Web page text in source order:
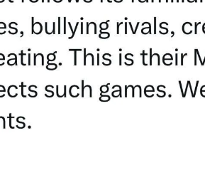
پرسپولیس در انتظار سه خرید کلیدی